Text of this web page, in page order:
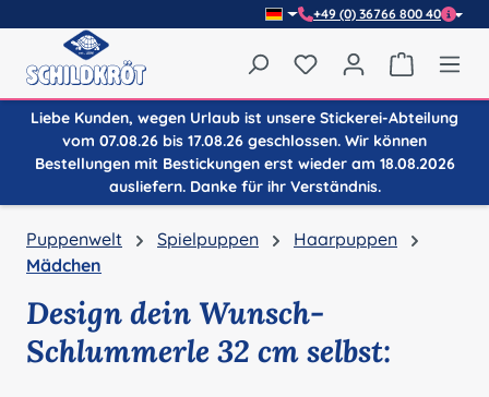
+49 (0) 36766 800 40
Du hast 0 Produkte
Liebe Kunden, wegen Urlaub ist unsere Stickerei-Abteilung
vom 07.08.26 bis 17.08.26 geschlossen. Wir können
Bestellungen mit Bestickungen erst wieder am 18.08.2026
ausliefern. Danke für ihr Verständnis.
Puppenwelt Spielpuppen
Haarpuppen
Mädchen
Design dein Wunsch-
Schlummerle 32 cm selbst: